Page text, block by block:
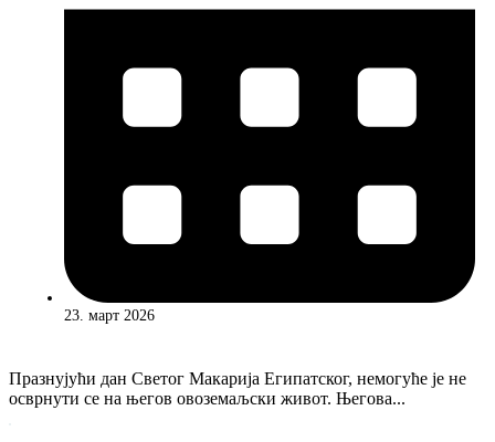
23. март 2026
Празнујући дан Светог Макарија Египатског, немогуће је не
осврнути се на његов овоземаљски живот. Његова...